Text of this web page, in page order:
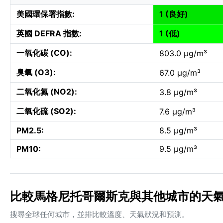
美國環保署指數:
1 (良好)
英國 DEFRA 指數:
1 (低)
一氧化碳 (CO):
803.0 µg/m³
臭氧 (O3):
67.0 µg/m³
二氧化氮 (NO2):
3.8 µg/m³
二氧化硫 (SO2):
7.6 µg/m³
PM2.5:
8.5 µg/m³
PM10:
9.5 µg/m³
比較馬格尼托哥爾斯克與其他城市的天
搜尋全球任何城市，並排比較溫度、天氣狀況和預測。